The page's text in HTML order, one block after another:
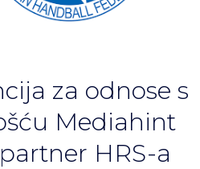
za odnose s
Mediahint
HRS-a